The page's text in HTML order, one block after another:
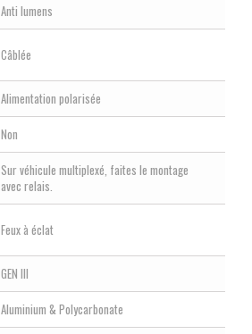
Anti lumens
Câblée
Alimentation polarisée
Non
Sur véhicule multiplexé, faites le montage
avec relais.
Feux à éclat
GEN III
Aluminium & Polycarbonate